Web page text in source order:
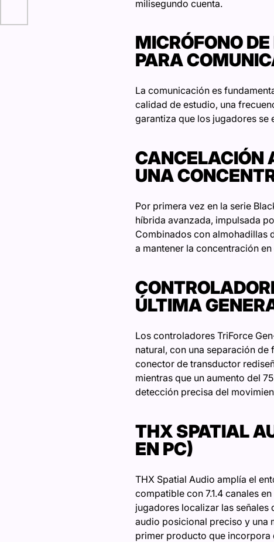
milisegundo cuenta.
MICRÓFONO
PARA
La comunicación es
calidad de estudio, una
garantiza que los jugadores se
CANCELACIÓN
UNA
Por primera vez en la serie
híbrida avanzada, impulsada
Combinados con almohadillas
a mantener la concentración
ÚLTIMA
Los controladores TriForce
natural, con una separación de
conector de transductor
mientras que un aumento del
detección precisa del
THX SPATIAL
EN PC)
THX Spatial Audio amplía el
compatible con 7.1.4 canales
jugadores localizar las señales
audio posicional preciso y una
primer producto que incorpora